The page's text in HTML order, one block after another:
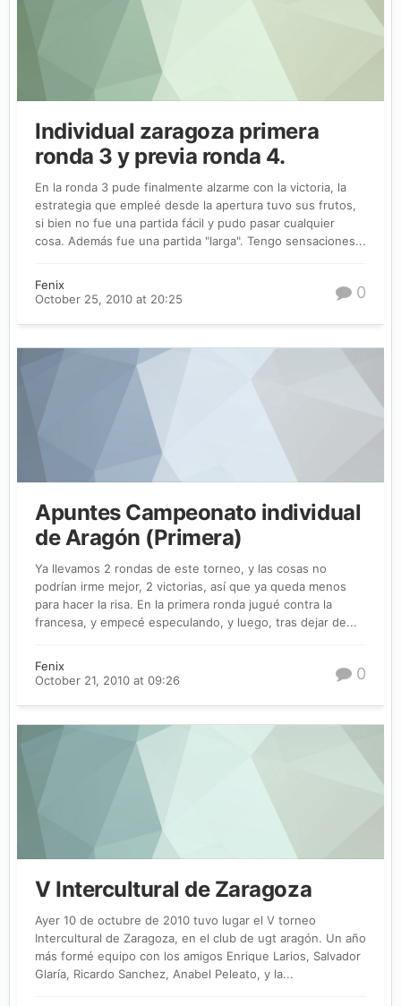
Individual zaragoza primera
ronda 3 y previa ronda 4.
En la ronda 3 pude finalmente alzarme con la victoria, la
estrategia que empleé desde la apertura tuvo sus frutos,
si bien no fue una partida fácil y pudo pasar cualquier
cosa. Además fue una partida "larga". Tengo sensaciones...
Fenix
October 25, 2010 at 20:25
0
Apuntes Campeonato individual
de Aragón (Primera)
Ya llevamos 2 rondas de este torneo, y las cosas no
podrían irme mejor, 2 victorias, así que ya queda menos
para hacer la risa. En la primera ronda jugué contra la
francesa, y empecé especulando, y luego, tras dejar de...
Fenix
October 21, 2010 at 09:26
0
V Intercultural de Zaragoza
Ayer 10 de octubre de 2010 tuvo lugar el V torneo
Intercultural de Zaragoza, en el club de ugt aragón. Un año
más formé equipo con los amigos Enrique Larios, Salvador
Glaría, Ricardo Sanchez, Anabel Peleato, y la...